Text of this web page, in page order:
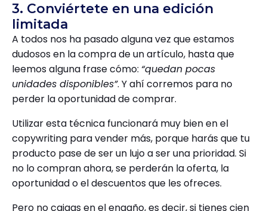
3. Conviértete en una edición
limitada
A todos nos ha pasado alguna vez que estamos
dudosos en la compra de un artículo, hasta que
leemos alguna frase cómo: “quedan pocas
unidades disponibles”. Y ahí corremos para no
perder la oportunidad de comprar.
Utilizar esta técnica funcionará muy bien en el
copywriting para vender más, porque harás que tu
producto pase de ser un lujo a ser una prioridad. Si
no lo compran ahora, se perderán la oferta, la
oportunidad o el descuentos que les ofreces.
Pero no caigas en el engaño, es decir, si tienes cien